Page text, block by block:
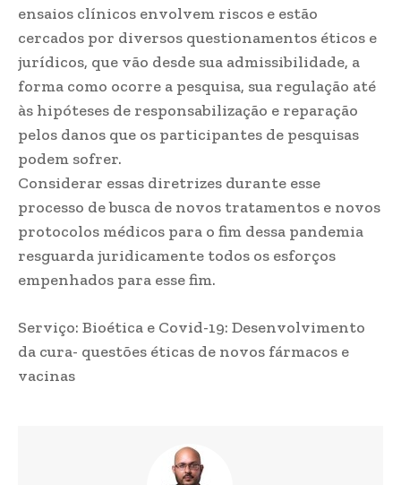
ensaios clínicos envolvem riscos e estão
cercados por diversos questionamentos éticos e
jurídicos, que vão desde sua admissibilidade, a
forma como ocorre a pesquisa, sua regulação até
às hipóteses de responsabilização e reparação
pelos danos que os participantes de pesquisas
podem sofrer.
Considerar essas diretrizes durante esse
processo de busca de novos tratamentos e novos
protocolos médicos para o fim dessa pandemia
resguarda juridicamente todos os esforços
empenhados para esse fim.
Serviço: Bioética e Covid-19: Desenvolvimento
da cura- questões éticas de novos fármacos e
vacinas